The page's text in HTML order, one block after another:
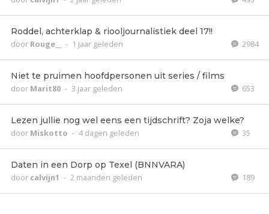
Roddel, achterklap & riooljournalistiek deel 17!!
door Rouge__ - 1 jaar geleden 2984
Niet te pruimen hoofdpersonen uit series / films
door Marit80 - 3 jaar geleden 653
Lezen jullie nog wel eens een tijdschrift? Zoja welke?
door Miskotto - 4 dagen geleden 35
Daten in een Dorp op Texel (BNNVARA)
door calvijn1 - 2 maanden geleden 189